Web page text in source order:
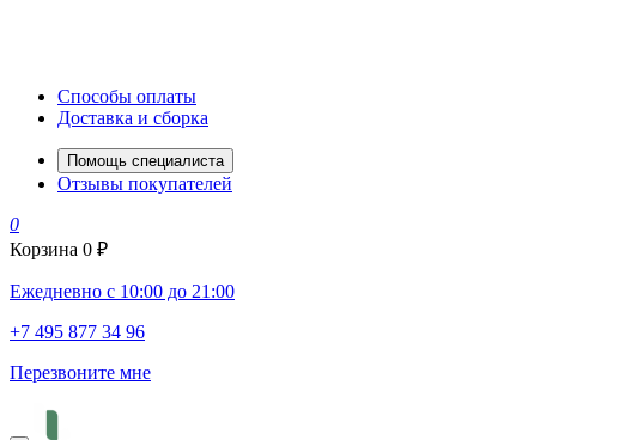
Способы оплаты
Доставка и сборка
Помощь специалиста
Отзывы покупателей
0
Корзина 0 ₽
Ежедневно с 10:00 до 21:00
+7 495 877 34 96
Перезвоните мне